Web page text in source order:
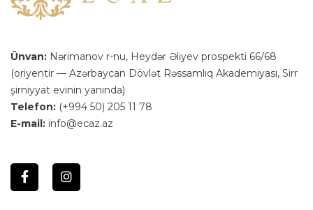
Ünvan: Nərimanov r-nu, Heydər Əliyev prospekti 66/68
(oriyentir — Azərbaycan Dövlət Rəssamlıq Akademiyası, Sirr
şirniyyat evinin yanında)
Telefon: (+994 50) 205 11 78
E-mail: info@ecaz.az